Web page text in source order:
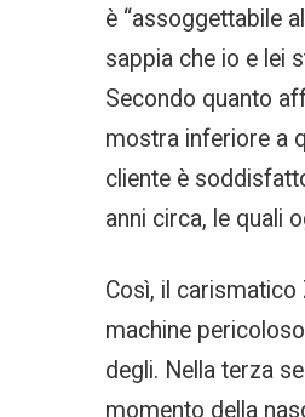
è “assoggettabile
sappia che io e lei
Secondo quanto
mostra inferiore a
cliente è
anni circa, le quali
Così, il
machine
degli. Nella terza
momento della